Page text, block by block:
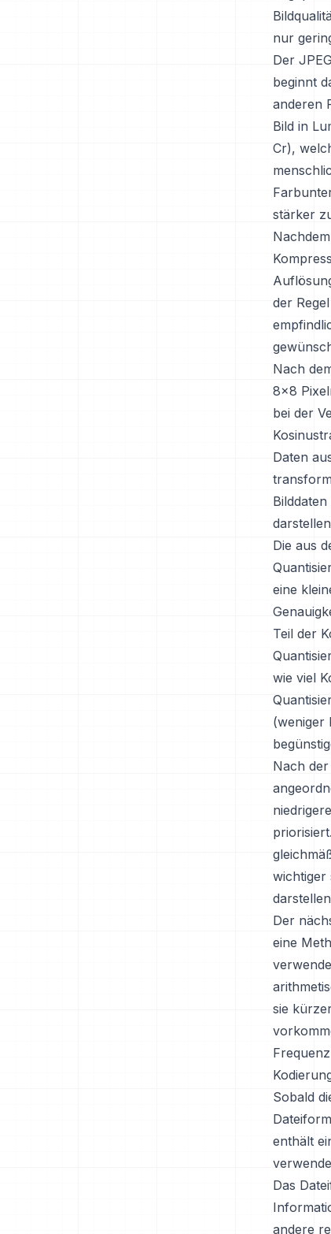
nur
Der
beginnt
anderen
Bild in
Cr),
stärker
der
Nach
8x8
bei der
Daten
Die aus
eine
Teil der
wie viel
(weniger
Nach
wichtiger
Der
eine
sie
Sobald
enthält
Das
andere